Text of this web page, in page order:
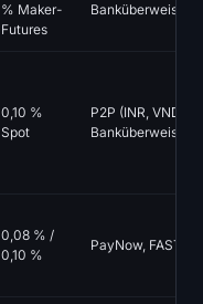
% Maker-
Futures
0,10 %
Spot
P2P (INR, VND,
0,08 % /
0,10 %
PayNow, FAST,